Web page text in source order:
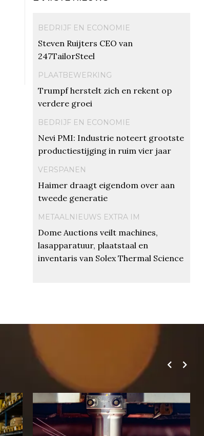
BEDRIJF EN ECONOMIE
Steven Ruijters CEO van
247TailorSteel
PLAATBEWERKING
Trumpf herstelt zich en rekent op
verdere groei
BEDRIJF EN ECONOMIE
Nevi PMI: Industrie noteert grootste
productiestijging in ruim vier jaar
VERSPANEN
Haimer draagt eigendom over aan
tweede generatie
METAALNIEUWS EXTRA IM
Dome Auctions veilt machines,
lasapparatuur, plaatstaal en
inventaris van Solex Thermal Science